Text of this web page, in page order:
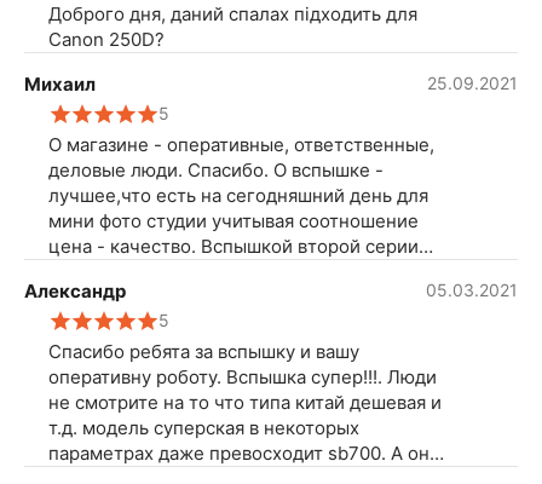
Доброго дня, даний спалах підходить для
Canon 250D?
Михаил
25.09.2021
5
О магазине - оперативные, ответственные,
деловые люди. Спасибо. О вспышке -
лучшее,что есть на сегодняшний день для
мини фото студии учитывая соотношение
цена - качество. Вспышкой второй серии
нормально.
Александр
05.03.2021
5
Спасибо ребята за вспышку и вашу
оперативну роботу. Вспышка супер!!!. Люди
не смотрите на то что типа китай дешевая и
т.д. модель суперская в некоторых
параметрах даже превосходит sb700. А она